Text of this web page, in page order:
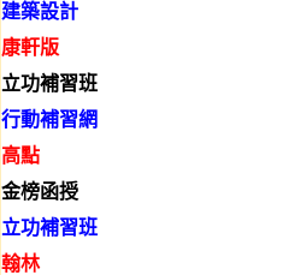
建築設計
康軒版
立功補習班
行動補習網
高點
金榜函授
立功補習班
翰林